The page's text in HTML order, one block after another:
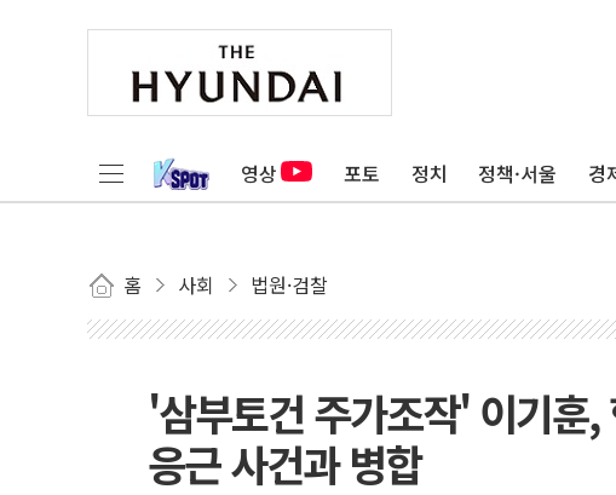
영상 포토 정치 정책·서울 경
홈 사회 법원·검찰
'삼부토건 주가조작' 이기훈
응근 사건과 병합